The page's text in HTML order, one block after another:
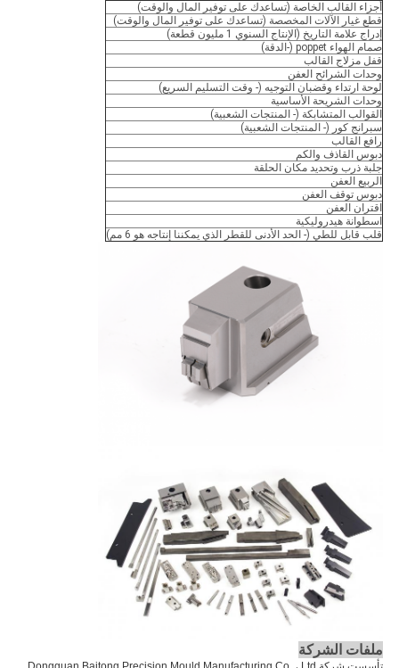
أجزاء القالب الخاصة (تساعدك على توفير المال والوقت)
قطع غيار الآلات المخصصة (تساعدك على توفير المال والوقت)
إدراج علامة التاريخ (الإنتاج السنوي 1 مليون قطعة)
صمام الهواء poppet (-الدقة)
قفل مزلاج القالب
وحدات الشرائح العفن
لوحة ارتداء وقضبان التوجيه (- وقت التسليم السريع)
وحدات الشريحة الأساسية
القوالب المتشابكة (- المنتجات الشعبية)
سبرانج كور (- المنتجات الشعبية)
رافع القالب
دبوس القاذف والكم
جلبة ذرب وتحديد مكان الحلقة
الربيع العفن
دبوس توقف العفن
اقتران العفن
اسطوانة هيدروليكية
قلب قابل للطي (- الحد الأدنى للقطر الذي يمكننا إنتاجه هو 6 مم)
ملفات الشركة